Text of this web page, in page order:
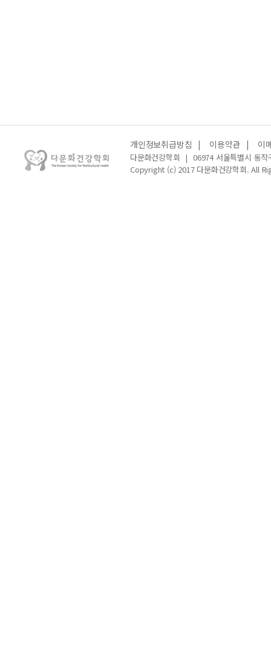
개인정보취급방침 | 이용약관 | 이
다문화건강학회 | 06974 서울특별시 동
Copyright (c) 2017 다문화건강학회. All